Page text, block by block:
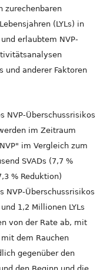
zurechenbaren
(LYLs) in
erlaubtem NVP-
und anderer Faktoren
NVP-Überschussrisikos
im Zeitraum
im Vergleich zum
SVADs (7,7 %
% Reduktion)
NVP-Überschussrisikos
1,2 Millionen LYLs
von der Rate ab, mit
dem Rauchen
gegenüber den